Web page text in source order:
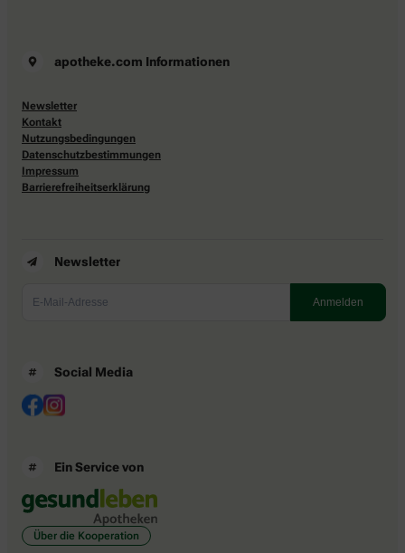
apotheke.com Informationen
Newsletter
Kontakt
Nutzungsbedingungen
Datenschutzbestimmungen
Impressum
Barrierefreiheitserklärung
Newsletter
Social Media
Ein Service von
Über die Kooperation